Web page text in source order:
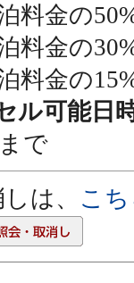
の
金の
料金の
ル可能日
で
は、 こ